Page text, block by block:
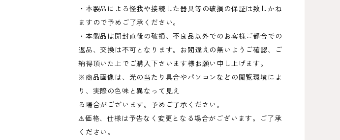
・本製品による怪我や接続した器具等の破損の保証は致しかね
ますので予めご了承ください。
・本製品は開封直後の破損、不良品以外でのお客様ご都合での
返品、交換は不可となります。お間違えの無いようご確認、ご
納得頂いた上でご購入下さいます様お願い申し上げます。
※商品画像は、光の当たり具合やパソコンなどの閲覧環境によ
り、実際の色味と異なって見え
る場合がございます。予めご了承ください。
⚠︎価格、仕様は予告なく変更となる場合がございます。ご了承
ください。